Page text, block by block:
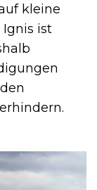
kleine
Ignis ist